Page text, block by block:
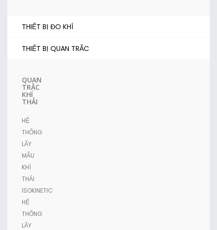
THIẾT BỊ ĐO KHÍ
THIẾT BỊ QUAN TRẮC
QUAN
TRẮC
KHÍ
THẢI
HỆ
THỐNG
LẤY
MẪU
KHÍ
THẢI
ISOKINETIC
HỆ
THỐNG
LẤY